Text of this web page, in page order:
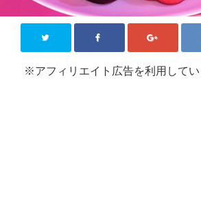
※アフィリエイト広告を利用してい